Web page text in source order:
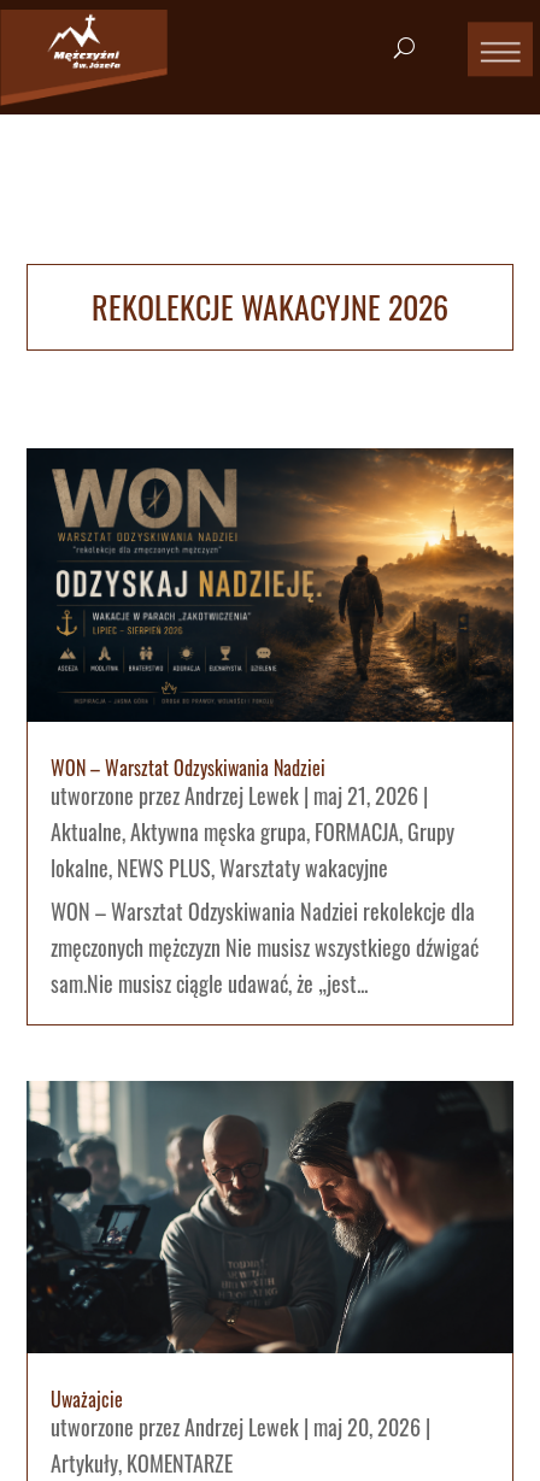
REKOLEKCJE WAKACYJNE 2026
WON – Warsztat Odzyskiwania Nadziei
utworzone przezAndrzej Lewek| maj 21, 2026|
Aktualne,Aktywna męska grupa,FORMACJA,Grupy
lokalne,NEWS PLUS,Warsztaty wakacyjne
WON – Warsztat Odzyskiwania Nadziei rekolekcje dla
zmęczonych mężczyzn Nie musisz wszystkiego dźwigać
sam.Nie musisz ciągle udawać, że „jest...
Uważajcie
utworzone przezAndrzej Lewek| maj 20, 2026|
Artykuły,KOMENTARZE